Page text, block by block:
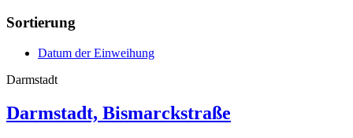
Sortierung
Datum der Einweihung
Darmstadt
Darmstadt, Bismarckstraße